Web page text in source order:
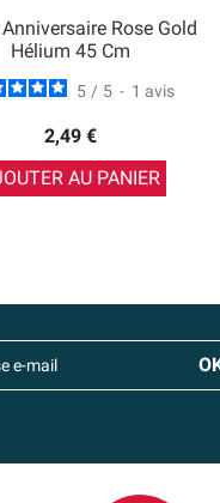
Rose Gold
Hélium 45 Cm
5 / 5 - 1 avis
2,49 €
AU PANIER